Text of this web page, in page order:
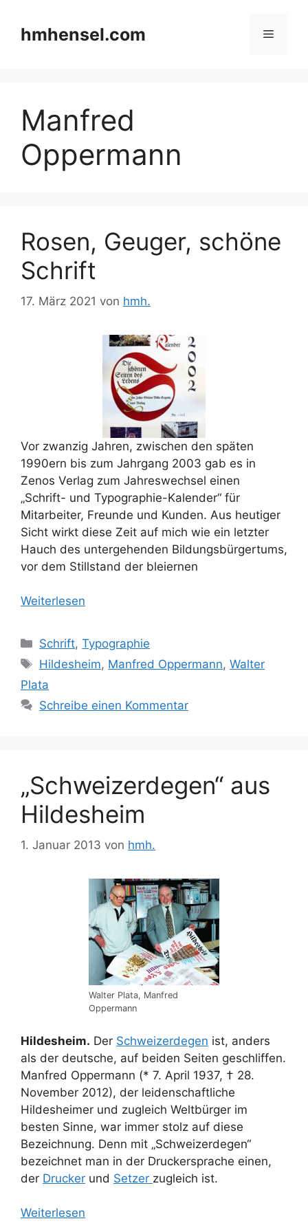
Inhalt
springen
hmhensel.com Menü
Manfred
Oppermann
Rosen, Geuger, schöne
Schrift
17. März 2021 von hmh.
Vor zwanzig Jahren, zwischen den späten
1990ern bis zum Jahrgang 2003 gab es in
Zenos Verlag zum Jahreswechsel einen
„Schrift- und Typographie-Kalender“ für
Mitarbeiter, Freunde und Kunden. Aus heutiger
Sicht wirkt diese Zeit auf mich wie ein letzter
Hauch des untergehenden Bildungsbürgertums,
vor dem Stillstand der bleiernen
Weiterlesen
Kategorien
Schrift,Typographie
Schlagwörter
Hildesheim, Manfred Oppermann,Walter
Plata
Schreibe einen Kommentar
„Schweizerdegen“ aus
Hildesheim
1. Januar 2013 von hmh.
Walter Plata, Manfred
Oppermann
Hildesheim. Der Schweizerdegen ist, anders
als der deutsche, auf beiden Seiten geschliffen.
Manfred Oppermann (* 7. April 1937, † 28.
November 2012), der leidenschaftliche
Hildesheimer und zugleich Welt­bürger im
besten Sinne, war immer stolz auf diese
Bezeichnung. Denn mit „Schweizer­degen“
bezeichnet man in der Drucker­sprache einen,
der Drucker und Setzer zugleich ist.
Weiterlesen